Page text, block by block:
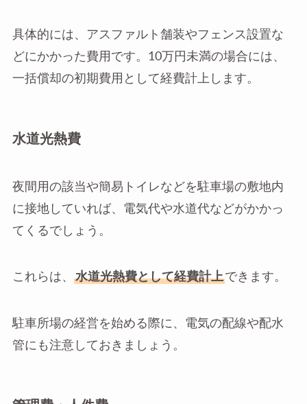
具体的には、アスファルト舗装やフェンス設置な
どにかかった費用です。10万円未満の場合には、
一括償却の初期費用として経費計上します。
水道光熱費
夜間用の該当や簡易トイレなどを駐車場の敷地内
に接地していれば、電気代や水道代などがかかっ
てくるでしょう。
これらは、 水道光熱費として経費計上できます。
駐車所場の経営を始める際に、電気の配線や配水
管にも注意しておきましょう。